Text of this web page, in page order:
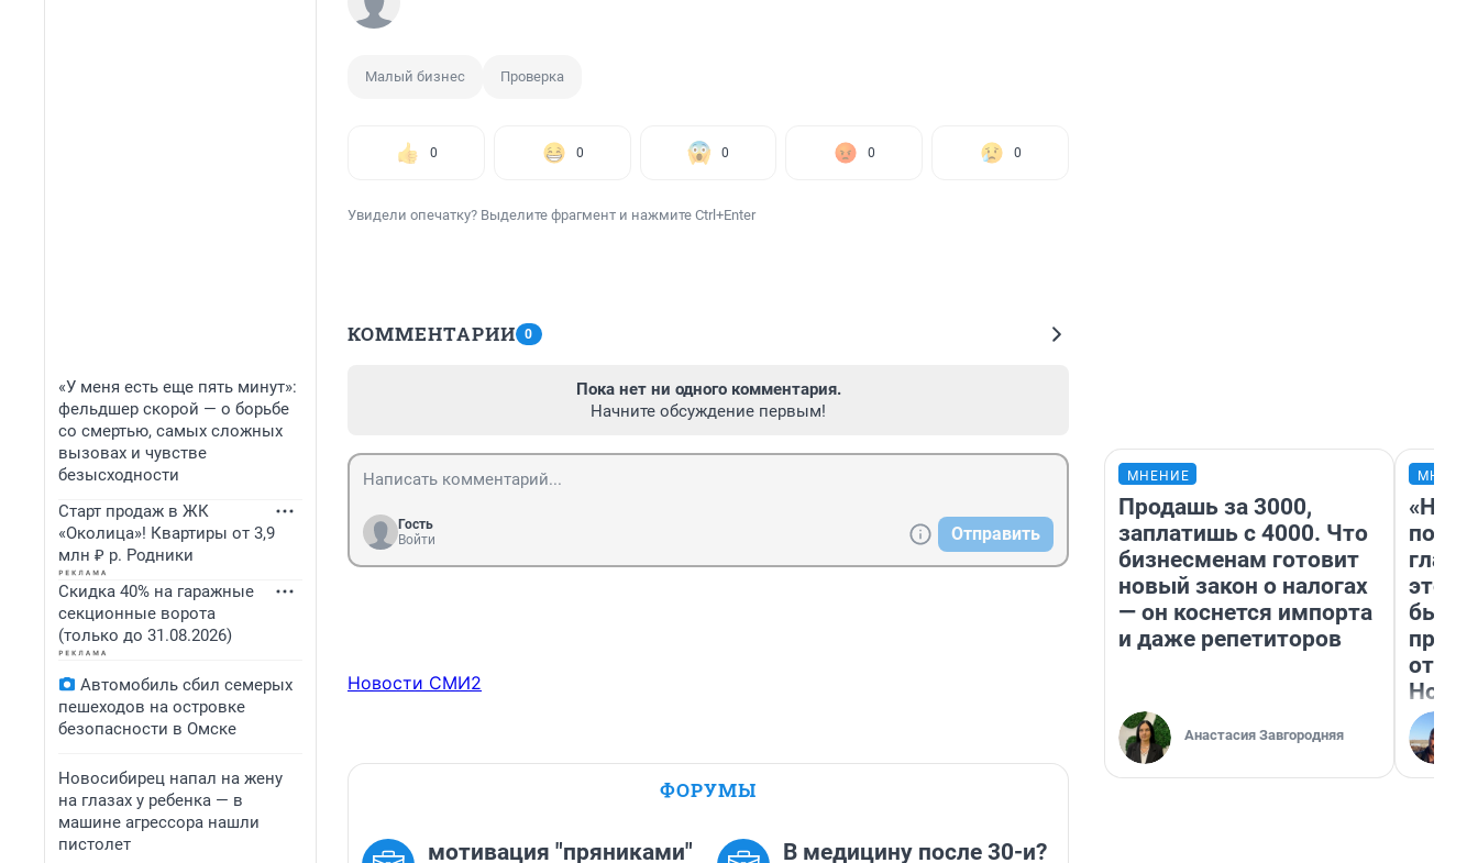
«У меня есть еще пять минут»:
фельдшер скорой — о борьбе
со смертью, самых сложных
вызовах и чувстве
безысходности
Старт продаж в ЖК
«Околица»! Квартиры от 3,9
млн ₽ р. Родники
Скидка 40% на гаражные
секционные ворота
(только до 31.08.2026)
Автомобиль сбил семерых
пешеходов на островке
безопасности в Омске
Новосибирец напал на жену
на глазах у ребенка — в
машине агрессора нашли
пистолет
Малый бизнес Проверка
0 0 0 0 0
Увидели опечатку? Выделите фрагмент и нажмите Ctrl+Enter
КОММЕНТАРИИ 0
Пока нет ни одного комментария.
Начните обсуждение первым!
Гость
Войти
Отправить
Новости СМИ2
ФОРУМЫ
мотивация "пряниками"
В медицину после 30-и?
МНЕНИЕ
Продашь за 3000,
заплатишь с 4000. Что
бизнесменам готовит
новый закон о налогах
— он коснется импорта
и даже репетиторов
Анастасия Завгородняя
этого
бьет